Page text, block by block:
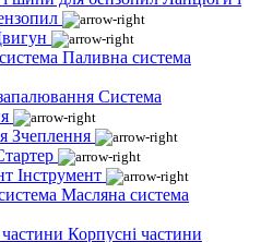
Паливна система
Система
Зчеплення
Інструмент
Масляна система
Корпусні частини